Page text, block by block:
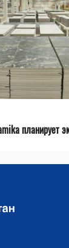
планирует